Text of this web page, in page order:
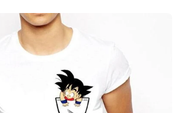
la información del producto